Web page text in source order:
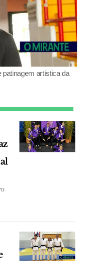
patinagem artística da